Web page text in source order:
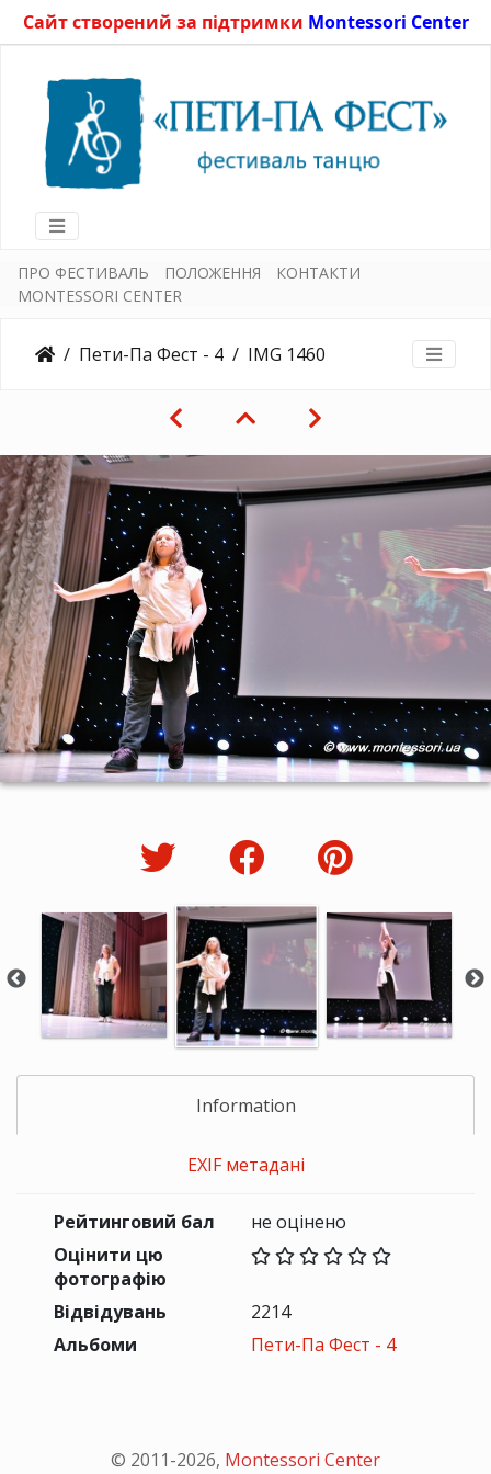
Сайт створений за підтримки Montessori Center
ПРО ФЕСТИВАЛЬ ПОЛОЖЕННЯ
КОНТАКТИ
MONTESSORI CENTER
Пети-Па Фест - 4 IMG 1460
Information
EXIF метадані
Рейтинговий бал
не оцінено
Оцінити цю
фотографію
Відвідувань
2214
Альбоми
Пети-Па Фест - 4
© 2011-2026, Montessori Center